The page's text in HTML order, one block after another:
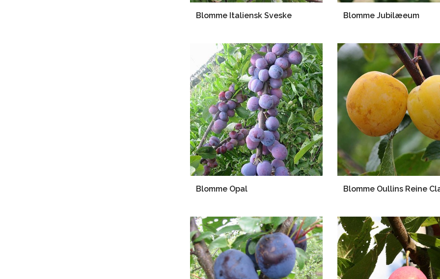
Blomme Italiensk Sveske Blomme Jubilæeum
Blomme Opal Blomme Oullins Reine